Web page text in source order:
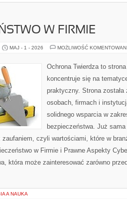
W FIRMIE
MAJ - 1 - 2026 MOŻLIWOŚĆ
Ochrona Twierdza to
koncentruje się na
praktyczny. Strona
osobach, firmach i
solidnego wsparcia w
bezpieczeństwa. Już
czyli wartościami, które w
w Firmie i Prawne Aspekty
która może zainteresować zarówno
A NAUKA